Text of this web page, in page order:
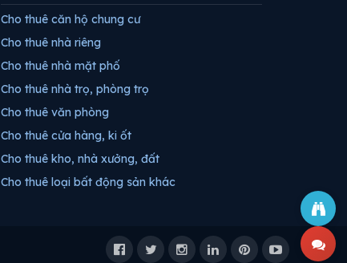
Cho thuê căn hộ chung cư
Cho thuê nhà riêng
Cho thuê nhà mặt phố
Cho thuê nhà trọ, phòng trọ
Cho thuê văn phòng
Cho thuê cửa hàng, ki ốt
Cho thuê kho, nhà xưởng, đất
Cho thuê loại bất động sản khác